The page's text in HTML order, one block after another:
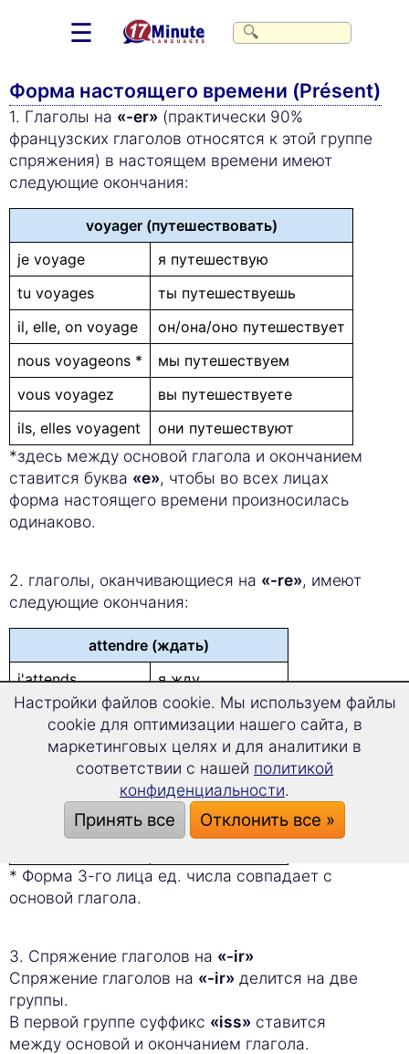
☰
Форма настоящего времени (Présent)
1. Глаголы на «-er» (практически 90%
французских глаголов относятся к этой группе
спряжения) в настоящем времени имеют
следующие окончания:
voyager (путешествовать)
je voyage
я путешествую
tu voyages
ты путешествуешь
il, elle, on voyage
он/она/оно путешествует
nous voyageons *
мы путешествуем
vous voyagez
вы путешествуете
ils, elles voyagent
они путешествуют
*здесь между основой глагола и окончанием
ставится буква «e», чтобы во всех лицах
форма настоящего времени произносилась
одинаково.
2. глаголы, оканчивающиеся на «-re», имеют
следующие окончания:
attendre (ждать)
j'attends
я жду
tu attends
ты ждешь
il, elle, on attend*
он/она/оно ждёт
nous attendons
мы ждём
vous attendez
вы ждёте
* Форма 3-го лица ед. числа совпадает с
основой глагола.
3. Спряжение глаголов на «-ir»
Спряжение глаголов на «-ir» делится на две
группы.
В первой группе суффикс «iss» ставится
между основой и окончанием глагола.
Настройки файлов cookie. Мы используем файлы
cookie для оптимизации нашего сайта, в
маркетинговых целях и для аналитики в
соответствии с нашей политикой
конфиденциальности.
Принять все Отклонить все »